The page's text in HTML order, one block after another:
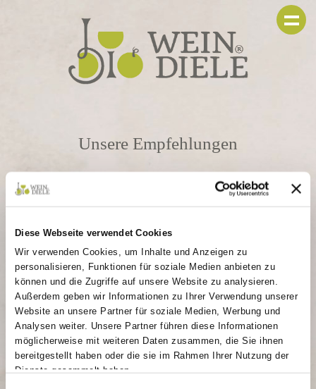
Diese Webseite verwendet Cookies
Wir verwenden Cookies, um Inhalte und Anzeigen zu
personalisieren, Funktionen für soziale Medien anbieten zu
können und die Zugriffe auf unsere Website zu analysieren.
Außerdem geben wir Informationen zu Ihrer Verwendung unserer
Website an unsere Partner für soziale Medien, Werbung und
Analysen weiter. Unsere Partner führen diese Informationen
möglicherweise mit weiteren Daten zusammen, die Sie ihnen
bereitgestellt haben oder die sie im Rahmen Ihrer Nutzung der
Dienste gesammelt haben.
Unsere Empfehlungen
Wein des
Monats
Jeden Monat stellen wir dir einen neuen Wein aus
unserem Sortiment vor. Die von unserem Team sorgfältig
ausgewählten Weine spiegeln die Jahreszeit oder aktuelle
Entwicklungen im Wein-Jahr wider.
5+1 Wein des Monats Aktion! Bei einer Bestellung von fünf
Flaschen von unserem aktuellen Wein des Monats erhälst
du automatisch die sechste Flasche Gratis dazu.